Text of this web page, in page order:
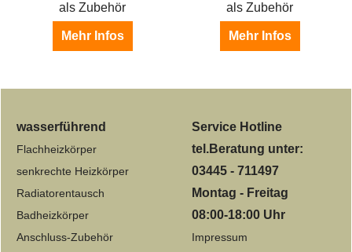
als Zubehör
Mehr Infos
als Zubehör
Mehr Infos
Service Hotline
tel.Beratung unter:
03445 - 711497
Montag - Freitag
08:00-18:00 Uhr
Impressum
wasserführend
Flachheizkörper
senkrechte Heizkörper
Radiatorentausch
Badheizkörper
Anschluss-Zubehör